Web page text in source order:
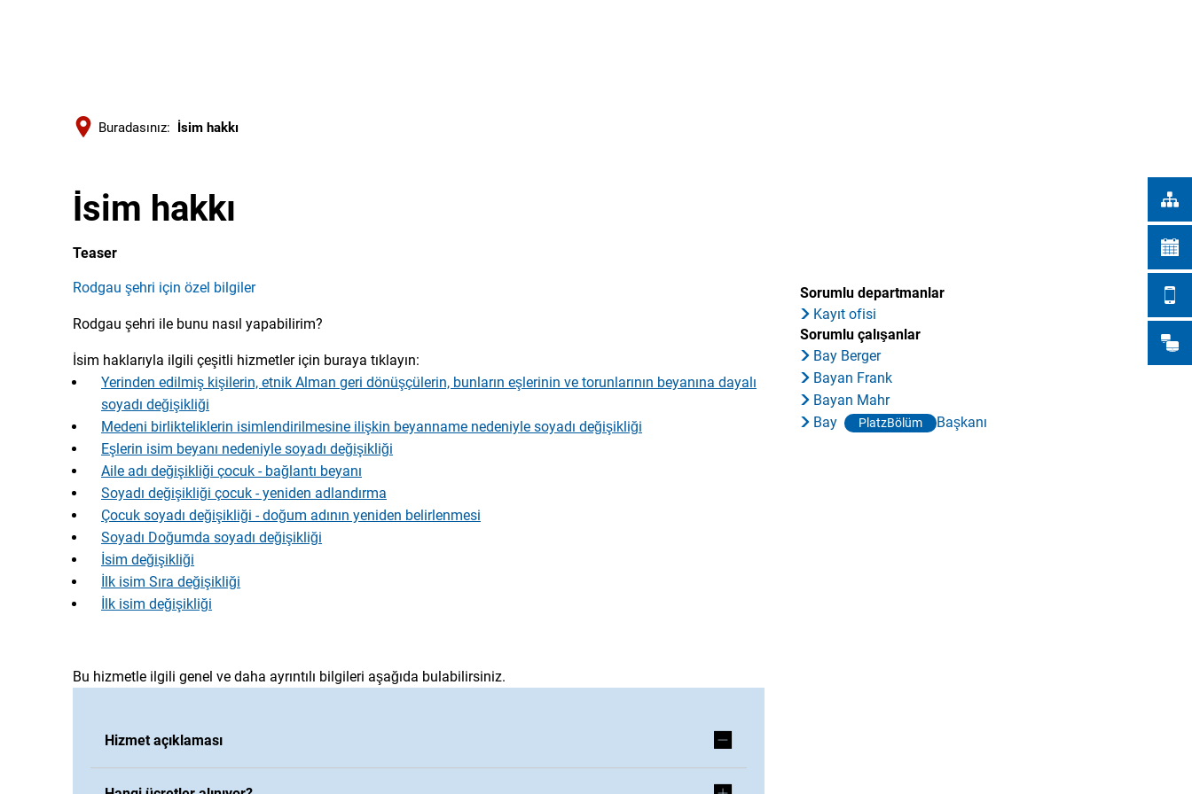
Buradasınız: İsim hakkı
İsim hakkı
Teaser
Rodgau şehri için özel bilgiler
Rodgau şehri ile bunu nasıl yapabilirim?
İsim haklarıyla ilgili çeşitli hizmetler için buraya tıklayın:
Yerinden edilmiş kişilerin, etnik Alman geri dönüşçülerin, bunların eşlerinin ve torunlarının beyanına dayalı
soyadı değişikliği
Medeni birlikteliklerin isimlendirilmesine ilişkin beyanname nedeniyle soyadı değişikliği
Eşlerin isim beyanı nedeniyle soyadı değişikliği
Aile adı değişikliği çocuk - bağlantı beyanı
Soyadı değişikliği çocuk - yeniden adlandırma
Çocuk soyadı değişikliği - doğum adının yeniden belirlenmesi
Soyadı Doğumda soyadı değişikliği
İsim değişikliği
İlk isim Sıra değişikliği
İlk isim değişikliği
Bu hizmetle ilgili genel ve daha ayrıntılı bilgileri aşağıda bulabilirsiniz.
Hizmet açıklaması
Sorumlu departmanlar
Kayıt ofisi
Sorumlu çalışanlar
Bay Berger
Bayan Frank
Bayan Mahr
Bay
PlatzBölüm Başkanı